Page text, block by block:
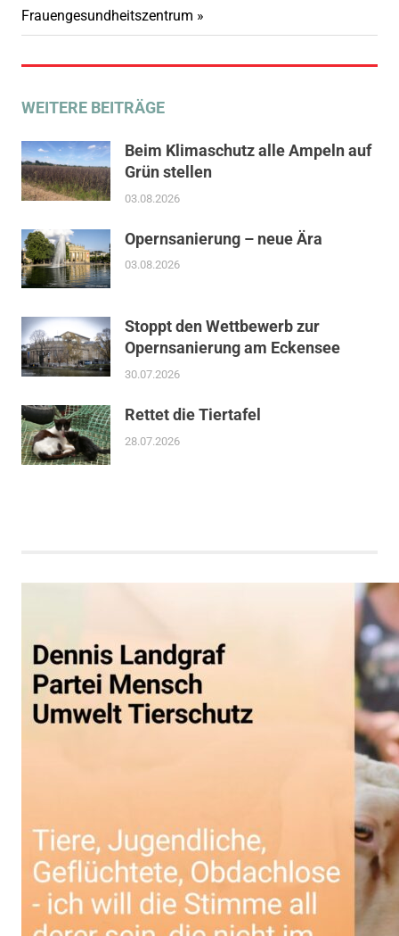
Beitrag:
Frauengesundheitszentrum
WEITERE BEITRÄGE
Beim Klimaschutz alle Ampeln auf
Grün stellen
03.08.2026
Opernsanierung – neue Ära
03.08.2026
Stoppt den Wettbewerb zur
Opernsanierung am Eckensee
30.07.2026
Rettet die Tiertafel
28.07.2026